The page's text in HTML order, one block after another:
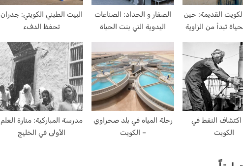
القديمة: حين
تبدأ من الزاوية
الصفار و الحداد: الصناعات
اليدوية التي بنت الحياة
البيت الطيني الكويتي: جدران
تحفظ الدفء
النفط في
الكويت
رحلة المياه في بلد صحراوي
– الكويت
مدرسة المباركية: منارة العلم
الأولى في الخليج